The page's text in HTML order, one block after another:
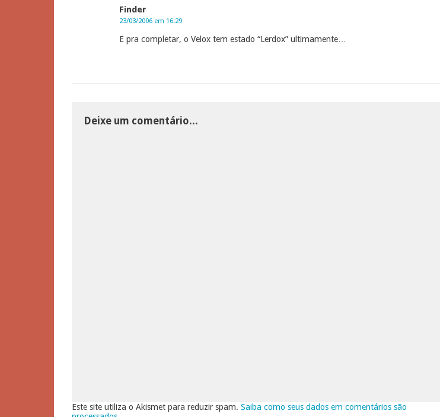
Finder
23/03/2006 em 16:29
E pra completar, o Velox tem estado “Lerdox” ultimamente…
Deixe um comentário...
Este site utiliza o Akismet para reduzir spam. Saiba como seus dados em comentários são